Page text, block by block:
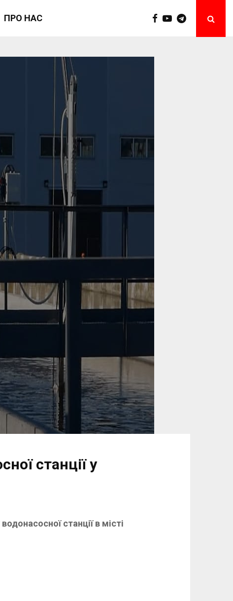
ПРО НАС
станції у
станції в місті